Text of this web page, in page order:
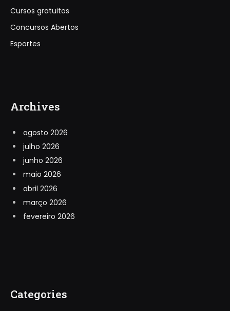
Cursos gratuitos
Concursos Abertos
Esportes
Archives
agosto 2026
julho 2026
junho 2026
maio 2026
abril 2026
março 2026
fevereiro 2026
Categories